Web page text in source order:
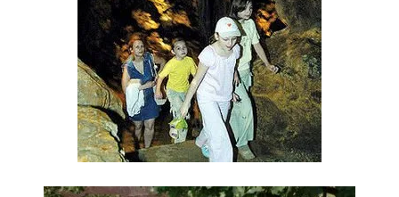
Warszawa
Łódź
Trójmiasto
Poznań
Wrocław
Śląsk
Kraków
Południe
Północ
Wszystkie